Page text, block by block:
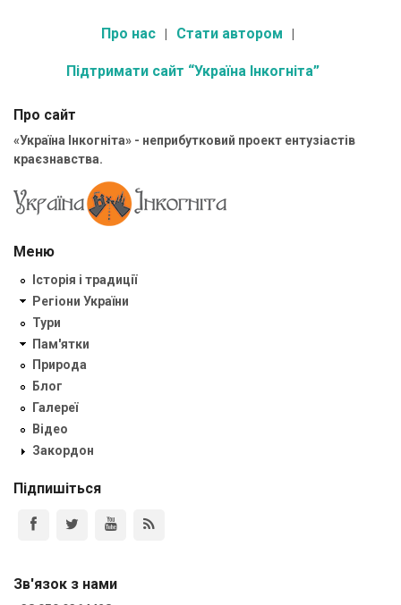
Про нас Стати автором
Підтримати сайт “Україна Інкогніта”
Про сайт
«Україна Інкогніта» - неприбутковий проект ентузіастів
краєзнавства.
Меню
Історія і традиції
Регіони України
Тури
Пам'ятки
Природа
Блог
Галереї
Відео
Закордон
Підпишіться
Зв'язок з нами